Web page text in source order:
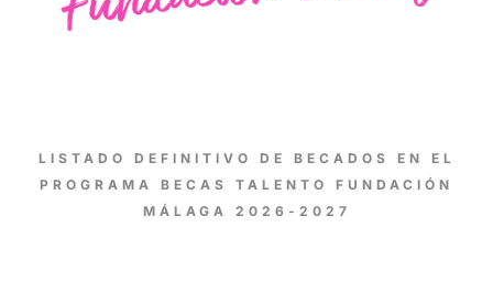
LISTADO DEFINITIVO DE BECADOS EN EL
PROGRAMA BECAS TALENTO FUNDACIÓN
MÁLAGA 2026-2027